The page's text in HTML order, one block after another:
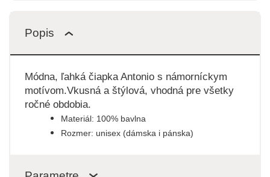
Popis
Módna, ľahká čiapka Antonio s námorníckym
motívom.Vkusná a štýlová, vhodná pre všetky
ročné obdobia.
Materiál: 100% bavlna
Rozmer: unisex (dámska i pánska)